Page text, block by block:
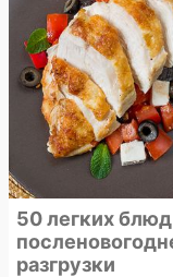
40 минут и
Подборка
для быстрых